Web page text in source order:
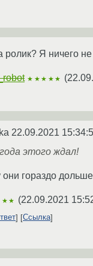
ролик? Я ничего
★★★★★ (
22.09.2021
этого ждал!
гораздо дольше
(22.09.2021
Ссылка